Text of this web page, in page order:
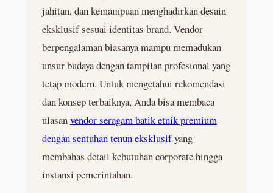
jahitan, dan kemampuan menghadirkan desain
eksklusif sesuai identitas brand. Vendor
berpengalaman biasanya mampu memadukan
unsur budaya dengan tampilan profesional yang
tetap modern. Untuk mengetahui rekomendasi
dan konsep terbaiknya, Anda bisa membaca
ulasanvendor seragam batik etnik premium
dengan sentuhan tenun eksklusifyang
membahas detail kebutuhan corporate hingga
instansi pemerintahan.